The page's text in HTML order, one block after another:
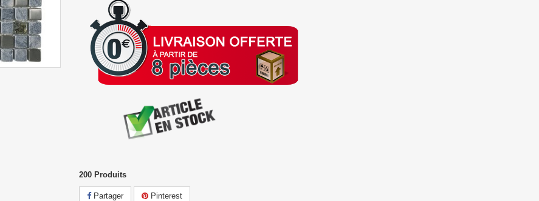
200 Produits
Partager Pinterest